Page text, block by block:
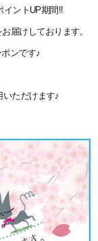
イントUP期間!!
お届けしております。
ンです♪
ただけます♪